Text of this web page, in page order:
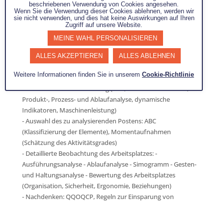
Aufgabe :
Die Methodenabteilung im Unternehmen Die
Untersuchung des Arbeitsplatzes (OCORDAC-Methode)
:
- Summarische Beobachtung (ABC, Momentaufnahmen,
Produkt-, Prozess- und Ablaufanalyse, dynamische
Indikatoren, Maschinenleistung)
- Auswahl des zu analysierenden Postens: ABC
(Klassifizierung der Elemente), Momentaufnahmen
(Schätzung des Aktivitätsgrades)
- Detaillierte Beobachtung des Arbeitsplatzes: -
Ausführungsanalyse - Ablaufanalyse - Simogramm - Gesten-
und Haltungsanalyse - Bewertung des Arbeitsplatzes
(Organisation, Sicherheit, Ergonomie, Beziehungen)
- Nachdenken: QQOQCP, Regeln zur Einsparung von
beschriebenen Verwendung von Cookies angesehen.
Wenn Sie die Verwendung dieser Cookies ablehnen, werden wir
sie nicht verwenden, und dies hat keine Auswirkungen auf Ihren
Zugriff auf unsere Website.
MEINE WAHL PERSONALISIEREN
ALLES AKZEPTIEREN ALLES ABLEHNEN
Weitere Informationen finden Sie in unseremCookie-Richtlinie